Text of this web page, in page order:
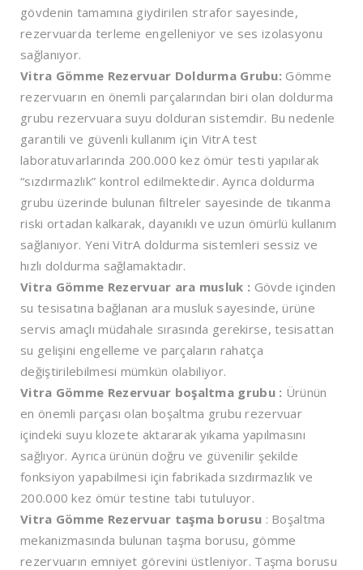
gövdenin tamamına giydirilen strafor sayesinde,
rezervuarda terleme engelleniyor ve ses izolasyonu
sağlanıyor.
Vitra Gömme Rezervuar Doldurma Grubu: Gömme
rezervuarın en önemli parçalarından biri olan doldurma
grubu rezervuara suyu dolduran sistemdir. Bu nedenle
garantili ve güvenli kullanım için VitrA test
laboratuvarlarında 200.000 kez ömür testi yapılarak
“sızdırmazlık” kontrol edilmektedir. Ayrıca doldurma
grubu üzerinde bulunan filtreler sayesinde de tıkanma
riski ortadan kalkarak, dayanıklı ve uzun ömürlü kullanım
sağlanıyor. Yeni VitrA doldurma sistemleri sessiz ve
hızlı doldurma sağlamaktadır.
Vitra Gömme Rezervuar ara musluk : Gövde içinden
su tesisatına bağlanan ara musluk sayesinde, ürüne
servis amaçlı müdahale sırasında gerekirse, tesisattan
su gelişini engelleme ve parçaların rahatça
değiştirilebilmesi mümkün olabiliyor.
Vitra Gömme Rezervuar boşaltma grubu : Ürünün
en önemli parçası olan boşaltma grubu rezervuar
içindeki suyu klozete aktararak yıkama yapılmasını
sağlıyor. Ayrıca ürünün doğru ve güvenilir şekilde
fonksiyon yapabilmesi için fabrikada sızdırmazlık ve
200.000 kez ömür testine tabi tutuluyor.
Vitra Gömme Rezervuar taşma borusu : Boşaltma
mekanizmasında bulunan taşma borusu, gömme
rezervuarın emniyet görevini üstleniyor. Taşma borusu